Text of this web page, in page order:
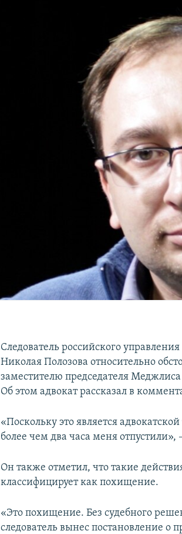
Следователь российского
Николая Полозова относительно
заместителю председателя
Об этом адвокат рассказал в
«Поскольку это является
более чем два часа меня отпустили»,
Он также отметил, что такие
классифицирует как похищение.
«Это похищение. Без судебного
следователь вынес постановление о